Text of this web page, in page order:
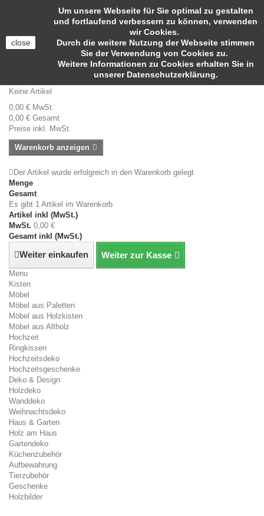
Keine Artikel
0,00 € MwSt.
0,00 € Gesamt
Preise inkl. MwSt.
Warenkorb anzeigen
Der Artikel wurde erfolgreich in den Warenkorb gelegt
Menge
Gesamt
Es gibt 1 Artikel im Warenkorb
Artikel inkl (MwSt.)
MwSt. 0,00 €
Gesamt inkl (MwSt.)
Weiter einkaufen Weiter zur Kasse
Menu
Kisten
Möbel
Möbel aus Paletten
Möbel aus Holzkisten
Möbel aus Altholz
Hochzeit
Ringkissen
Hochzeitsdeko
Hochzeitsgeschenke
Deko & Design
Holzdeko
Wanddeko
Weihnachtsdeko
Haus & Garten
Holz am Haus
Gartendeko
Küchenzubehör
Aufbewahrung
Tierzubehör
Geschenke
Holzbilder
close
Um unsere Webseite für Sie optimal zu gestalten
und fortlaufend verbessern zu können, verwenden
wir Cookies.
Durch die weitere Nutzung der Webseite stimmen
Sie der Verwendung von Cookies zu.
Weitere Informationen zu Cookies erhalten Sie in
unserer Datenschutzerklärung.